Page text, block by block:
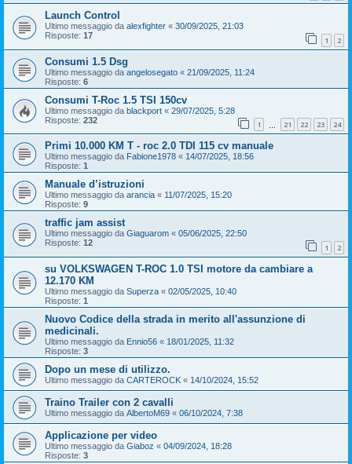
Launch Control
Ultimo messaggio da alexfighter « 30/09/2025, 21:03
Risposte: 17 1 2
Consumi 1.5 Dsg
Ultimo messaggio da angelosegato « 21/09/2025, 11:24
Risposte: 6
Consumi T-Roc 1.5 TSI 150cv
Ultimo messaggio da blackport « 29/07/2025, 5:28
Risposte: 232 1 21 22 23 24
Primi 10.000 KM T - roc 2.0 TDI 115 cv manuale
Ultimo messaggio da Fabione1978 « 14/07/2025, 18:56
Risposte: 1
Manuale d’istruzioni
Ultimo messaggio da arancia « 11/07/2025, 15:20
Risposte: 9
traffic jam assist
Ultimo messaggio da Giaguarom « 05/06/2025, 22:50
Risposte: 12 1 2
su VOLKSWAGEN T-ROC 1.0 TSI motore da cambiare a
12.170 KM
Ultimo messaggio da Superza « 02/05/2025, 10:40
Risposte: 1
Nuovo Codice della strada in merito all'assunzione di
medicinali.
Ultimo messaggio da Ennio56 « 18/01/2025, 11:32
Risposte: 3
Dopo un mese di utilizzo.
Ultimo messaggio da CARTEROCK « 14/10/2024, 15:52
Traino Trailer con 2 cavalli
Ultimo messaggio da AlbertoM69 « 06/10/2024, 7:38
Applicazione per video
Ultimo messaggio da Giaboz « 04/09/2024, 18:28
Risposte: 3